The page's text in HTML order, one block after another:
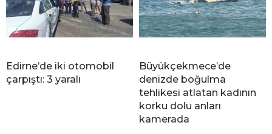
Edirne’de iki otomobil
çarpıştı: 3 yaralı
Büyükçekmece’de
denizde boğulma
tehlikesi atlatan kadının
korku dolu anları
kamerada